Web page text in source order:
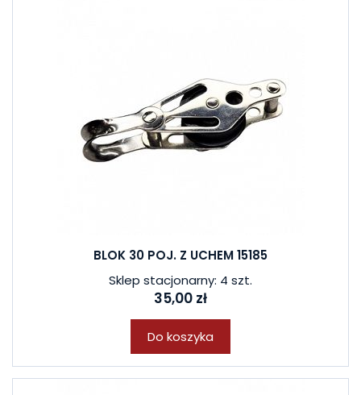
BLOK 30 POJ. Z UCHEM 15185
Sklep stacjonarny: 4 szt.
35,00 zł
Do koszyka